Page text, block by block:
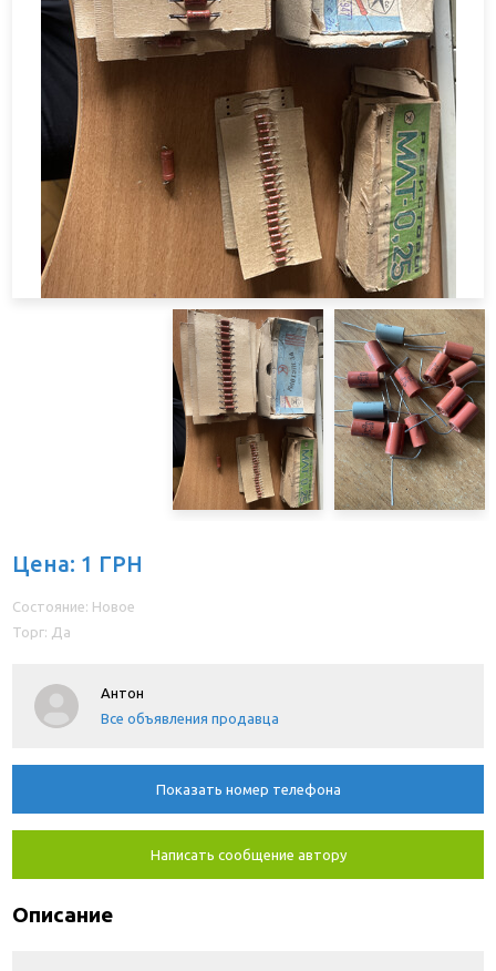
Цена: 1 ГРН
Состояние: Новое
Торг: Да
Антон
Все объявления продавца
Показать номер телефона
Написать сообщение автору
Описание